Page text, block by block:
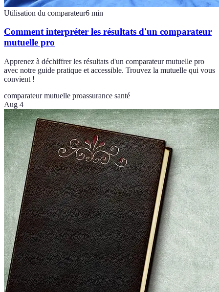
Utilisation du comparateur6 min
Comment interpréter les résultats d'un comparateur
mutuelle pro
Apprenez à déchiffrer les résultats d'un comparateur mutuelle pro
avec notre guide pratique et accessible. Trouvez la mutuelle qui vous
convient !
comparateur mutuelle proassurance santé
Aug 4